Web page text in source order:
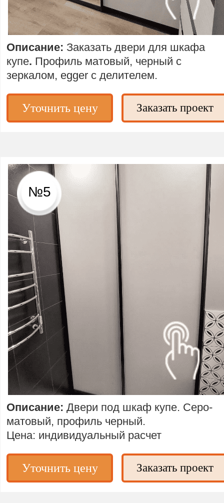
Описание:Двери под шкаф купе. Серо-
матовый, профиль черный.
Цена: индивидуальный расчет
Заказать проект
№5
Уточнить цену
Уточнить цену
Описание: Заказать двери для шкафа
купе. Профиль матовый, черный с
зеркалом, egger с делителем.
Заказать проект